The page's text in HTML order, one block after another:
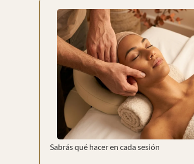
Sabrás qué hacer en cada sesión